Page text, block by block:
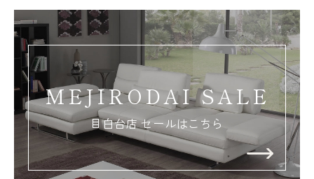
MEJIRODAI SALE
目白台店 セールはこちら